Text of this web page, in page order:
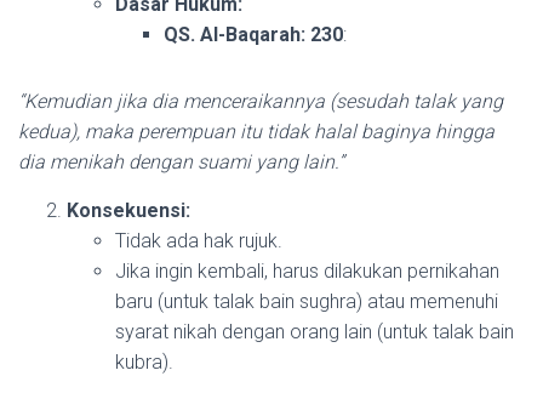
QS. Al-Baqarah: 230:
“Kemudian jika dia menceraikannya (sesudah talak yang
kedua), maka perempuan itu tidak halal baginya hingga
dia menikah dengan suami yang lain.”
Konsekuensi:
Tidak ada hak rujuk.
Jika ingin kembali, harus dilakukan pernikahan
baru (untuk talak bain sughra) atau memenuhi
syarat nikah dengan orang lain (untuk talak bain
kubra).